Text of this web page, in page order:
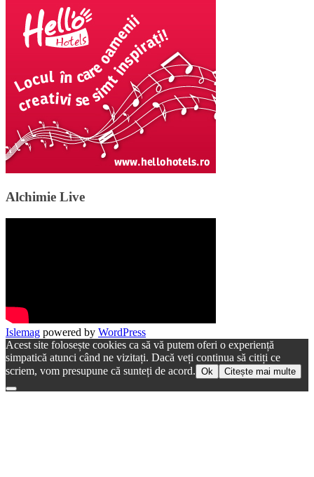
Alchimie Live
Islemag powered by WordPress
Acest site folosește cookies ca să vă putem oferi o experiență
simpatică atunci când ne vizitați. Dacă veți continua să citiți ce
scriem, vom presupune că sunteți de acord. Ok Citește mai multe